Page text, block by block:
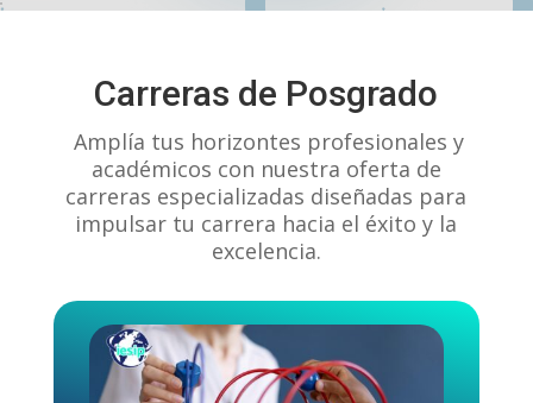
1 0
Carreras de Posgrado
Amplía tus horizontes profesionales y
académicos con nuestra oferta de
carreras especializadas diseñadas para
impulsar tu carrera hacia el éxito y la
excelencia.